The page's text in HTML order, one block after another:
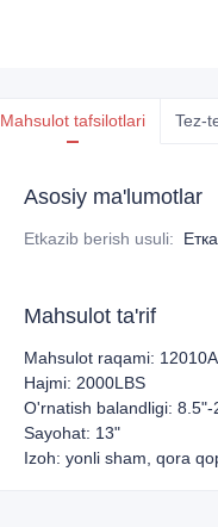
Mahsulot tafsilotlari Tez-
Asosiy ma'lumotlar
Etkazib berish usuli:
Mahsulot ta'rif
Mahsulot raqami: 12010A
Hajmi: 2000LBS
O'rnatish balandligi: 8.5"-
Sayohat: 13"
Izoh: yonli sham, qora